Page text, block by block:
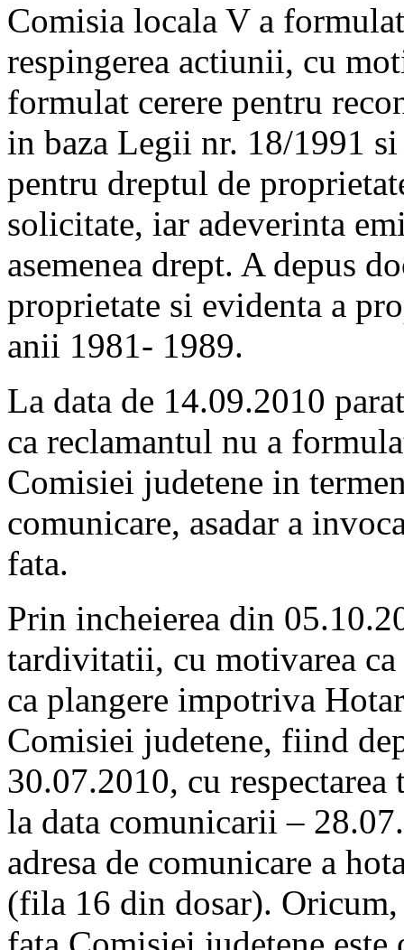
Comisia locala V a
respingerea actiunii, cu
formulat cerere pentru
in baza Legii nr. 18/1991
pentru dreptul de
solicitate, iar adeverinta
asemenea drept. A depus
proprietate si evidenta a
anii 1981- 1989.
La data de 14.09.2010
ca reclamantul nu a
Comisiei judetene in
comunicare, asadar a
fata.
Prin incheierea din
tardivitatii, cu motivarea ca
ca plangere impotriva
Comisiei judetene, fiind
30.07.2010, cu
la data comunicarii –
adresa de comunicare a
(fila 16 din dosar).